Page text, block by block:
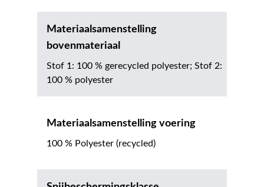
Materiaalsamenstelling
bovenmateriaal
Stof 1: 100 % gerecycled polyester; Stof 2:
100 % polyester
Materiaalsamenstelling voering
100 % Polyester (recycled)